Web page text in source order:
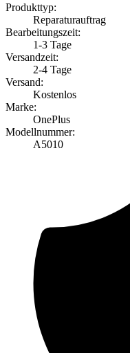
Produkttyp:
Reparaturauftrag
Bearbeitungszeit:
1-3 Tage
Versandzeit:
2-4 Tage
Versand:
Kostenlos
Marke:
OnePlus
Modellnummer:
A5010